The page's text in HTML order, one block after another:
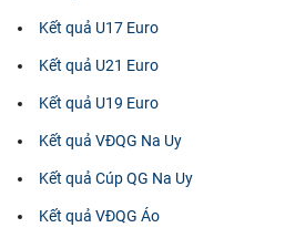
Kết quả U17 Euro
Kết quả U21 Euro
Kết quả U19 Euro
Kết quả VĐQG Na Uy
Kết quả Cúp QG Na Uy
Kết quả VĐQG Áo